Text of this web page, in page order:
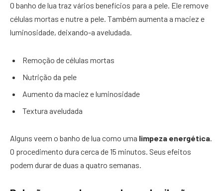
O banho de lua traz vários benefícios para a pele. Ele remove
células mortas e nutre a pele. Também aumenta a maciez e
luminosidade, deixando-a aveludada.
Remoção de células mortas
Nutrição da pele
Aumento da maciez e luminosidade
Textura aveludada
Alguns veem o banho de lua como uma limpeza energética.
O procedimento dura cerca de 15 minutos. Seus efeitos
podem durar de duas a quatro semanas.